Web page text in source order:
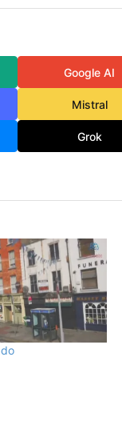
Google AI
Mistral
Grok